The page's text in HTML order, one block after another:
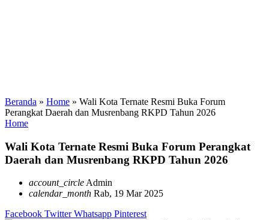
Beranda » Home » Wali Kota Ternate Resmi Buka Forum
Perangkat Daerah dan Musrenbang RKPD Tahun 2026
Home
Wali Kota Ternate Resmi Buka Forum Perangkat
Daerah dan Musrenbang RKPD Tahun 2026
account_circleAdmin
calendar_month Rab, 19 Mar 2025
Facebook Twitter Whatsapp Pinterest